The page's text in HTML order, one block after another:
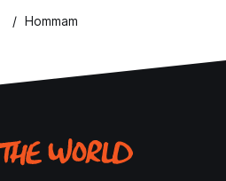
Hommam